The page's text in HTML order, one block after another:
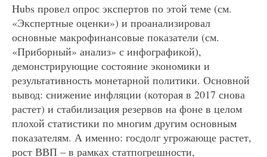
Hubs провел опрос экспертов по этой теме (см.
«Экспертные оценки») и проанализировал
основные макрофинансовые показатели (см.
«Приборный» анализ» с инфографикой),
демонстрирующие состояние экономики и
результативность монетарной политики. Основной
вывод: снижение инфляции (которая в 2017 снова
растет) и стабилизация резервов на фоне в целом
плохой статистики по многим другим основным
показателям. А именно: госдолг угрожающе растет,
рост ВВП – в рамках статпогрешности,